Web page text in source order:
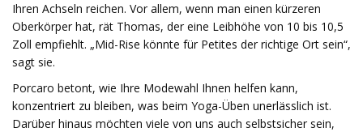
Ihren Achseln reichen. Vor allem, wenn man einen kürzeren
Oberkörper hat, rät Thomas, der eine Leibhöhe von 10 bis 10,5
Zoll empfiehlt. „Mid-Rise könnte für Petites der richtige Ort sein“,
sagt sie.
Porcaro betont, wie Ihre Modewahl Ihnen helfen kann,
konzentriert zu bleiben, was beim Yoga-Üben unerlässlich ist.
Darüber hinaus möchten viele von uns auch selbstsicher sein,